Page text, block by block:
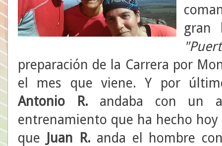
gran
preparación de la Carrera por
el mes que viene. Y por
Antonio R. andaba con un
entrenamiento que ha hecho
que
Juan R. anda el hombre